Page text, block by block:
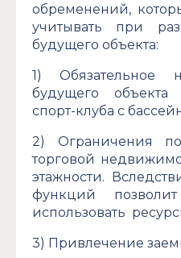
обременений,
учитывать при
будущего объекта:
1) Обязательное
будущего объекта
спорт-клуба с
2) Ограничения
торговой
этажности.
функций
использовать
3) Привлечение